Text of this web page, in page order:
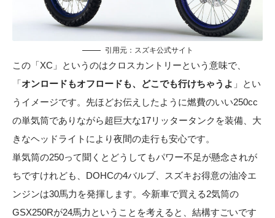
引用元： スズキ公式サイト
この「XC」というのはクロスカントリーという意味で、
「オンロードもオフロードも、どこでも行けちゃうよ 」とい
うイメージです。先ほどお伝えしたように燃費のいい250cc
の単気筒でありながら超巨大な17リッタータンクを装備、大
きなヘッドライトにより夜間の走行も安心です。
単気筒の250って聞くとどうしてもパワー不足が懸念されが
ちですけれども、DOHCの4バルブ、スズキお得意の油冷エ
ンジンは30馬力を発揮します。今新車で買える2気筒の
GSX250Rが24馬力ということを考えると、結構すごいです